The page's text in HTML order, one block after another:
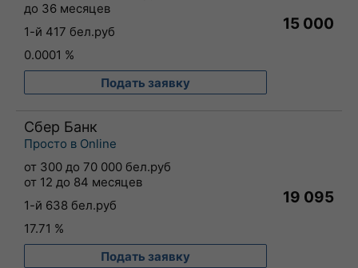
до 36 месяцев
1-й 417 бел.руб
0.0001 %
Подать заявку
15 000
Сбер Банк
Просто в Online
от 300 до 70 000 бел.руб
от 12 до 84 месяцев
1-й 638 бел.руб
17.71 %
Подать заявку
19 095